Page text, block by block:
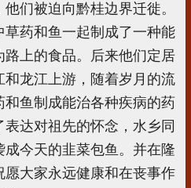
们被迫向黔桂边界迁徙。
药和鱼一起制成了一种能
上的食品。后来他们定居
龙江上游，随着岁月的流
鱼制成能治各种疾病的药
达对祖先的怀念，水乡同
今天的韭菜包鱼。并在隆
大家永远健康和在丧事作